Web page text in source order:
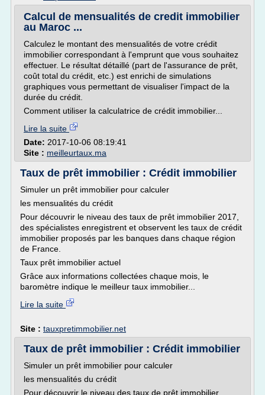
Calcul de mensualités de credit immobilier
au Maroc ...
Calculez le montant des mensualités de votre crédit
immobilier correspondant à l'emprunt que vous souhaitez
effectuer. Le résultat détaillé (part de l'assurance de prêt,
coût total du crédit, etc.) est enrichi de simulations
graphiques vous permettant de visualiser l'impact de la
durée du crédit.
Comment utiliser la calculatrice de crédit immobilier...
Lire la suite
Date: 2017-10-06 08:19:41
Site : meilleurtaux.ma
Taux de prêt immobilier : Crédit immobilier
Simuler un prêt immobilier pour calculer
les mensualités du crédit
Pour découvrir le niveau des taux de prêt immobilier 2017,
des spécialistes enregistrent et observent les taux de crédit
immobilier proposés par les banques dans chaque région
de France.
Taux prêt immobilier actuel
Grâce aux informations collectées chaque mois, le
baromètre indique le meilleur taux immobilier...
Lire la suite
Site : tauxpretimmobilier.net
Taux de prêt immobilier : Crédit immobilier
Simuler un prêt immobilier pour calculer
les mensualités du crédit
Pour découvrir le niveau des taux de prêt immobilier